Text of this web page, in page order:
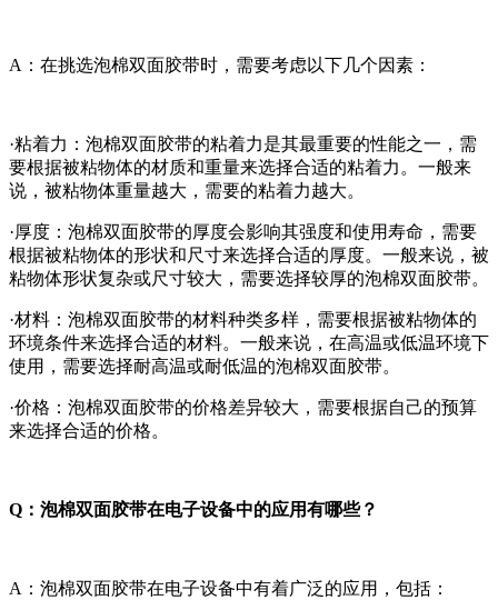
A：在挑选泡棉双面胶带时，需要考虑以下几个因素：
·粘着力：泡棉双面胶带的粘着力是其最重要的性能之一，需
要根据被粘物体的材质和重量来选择合适的粘着力。一般来
说，被粘物体重量越大，需要的粘着力越大。
·厚度：泡棉双面胶带的厚度会影响其强度和使用寿命，需要
根据被粘物体的形状和尺寸来选择合适的厚度。一般来说，被
粘物体形状复杂或尺寸较大，需要选择较厚的泡棉双面胶带。
·材料：泡棉双面胶带的材料种类多样，需要根据被粘物体的
环境条件来选择合适的材料。一般来说，在高温或低温环境下
使用，需要选择耐高温或耐低温的泡棉双面胶带。
·价格：泡棉双面胶带的价格差异较大，需要根据自己的预算
来选择合适的价格。
Q：泡棉双面胶带在电子设备中的应用有哪些？
A：泡棉双面胶带在电子设备中有着广泛的应用，包括：